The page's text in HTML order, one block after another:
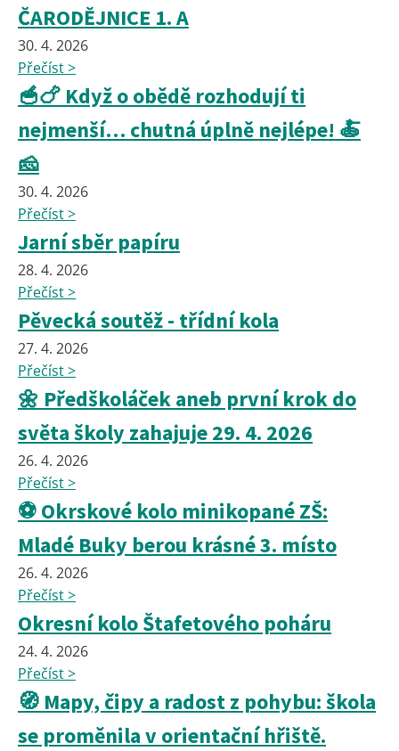
ČARODĚJNICE 1. A
30. 4. 2026
Přečíst >
🥣🍗 Když o obědě rozhodují ti
nejmenší… chutná úplně nejlépe! 🍝
🧀
30. 4. 2026
Přečíst >
Jarní sběr papíru
28. 4. 2026
Přečíst >
Pěvecká soutěž - třídní kola
27. 4. 2026
Přečíst >
🌼 Předškoláček aneb první krok do
světa školy zahajuje 29. 4. 2026
26. 4. 2026
Přečíst >
⚽ Okrskové kolo minikopané ZŠ:
Mladé Buky berou krásné 3. místo
26. 4. 2026
Přečíst >
Okresní kolo Štafetového poháru
24. 4. 2026
Přečíst >
🧭 Mapy, čipy a radost z pohybu: škola
se proměnila v orientační hřiště.